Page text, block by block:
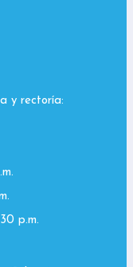
y rectoría:
p.m.